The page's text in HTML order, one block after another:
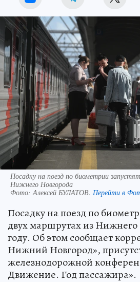
Посадку на поезд по биометрии
Нижнего Новгорода
Фото: Алексей БУЛАТОВ. Перейти в
Посадку на поезд по
двух маршрутах из Нижнего
году. Об этом сообщает
Нижний Новгород»,
железнодорожной
Движение. Год пассажира».